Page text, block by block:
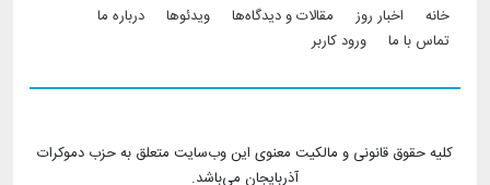
Footer menu
خانه اخبار روز مقالات و دیدگاه‌ها ویدئو‌ها
درباره ما
تماس با ما
ورود کاربر
کلیه حقوق قانونی و مالکیت معنوی این وب‌سایت متعلق به حزب دموکرات
آذربایجان می‌باشد.